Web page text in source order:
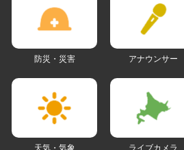
防災・災害 アナウンサー
天気・気象 ライブカメラ